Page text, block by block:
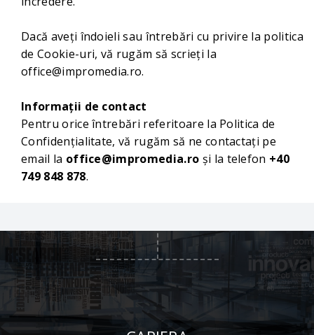
Dacă aveți îndoieli sau întrebări cu privire la politica
de Cookie-uri, vă rugăm să scrieți la
office@impromedia.ro.
Informații de contact
Pentru orice întrebări referitoare la Politica de
Confidențialitate, vă rugăm să ne contactați pe
email la office@impromedia.ro și la telefon +40
749 848 878.